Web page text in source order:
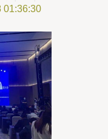
音华章
01:36:30